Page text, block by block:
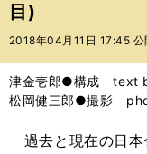
テ
ー
バ
目)
2018年04月11日 17:45 公
津金壱郎●構成 text
松岡健三郎●撮影
過去と現在の日本